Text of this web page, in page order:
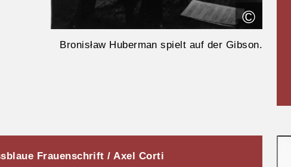
©
Bronisław Huberman spielt auf der Gibson.
Frauenschrift / Axel Corti